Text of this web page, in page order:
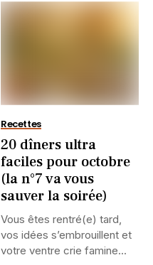
Recettes
20 dîners ultra
faciles pour octobre
(la n°7 va vous
sauver la soirée)
Vous êtes rentré(e) tard,
vos idées s’embrouillent et
votre ventre crie famine...